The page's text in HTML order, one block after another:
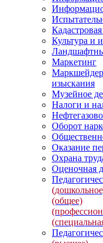
Культура и
Маркетинг
изыскания
Музейное
Налоги и
Оборот
Оказание
Охрана
Оценочная
(общее)